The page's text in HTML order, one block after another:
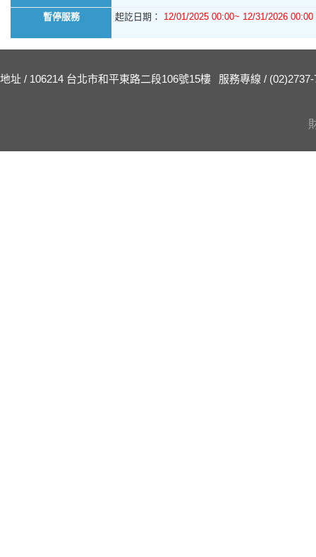
暫停服務 起訖日期： 12/01/2025 00:00~ 12/31/2026 00:00
地址 / 106214 台北市和平東路二段106號15樓 服務專線 / (02)2737-